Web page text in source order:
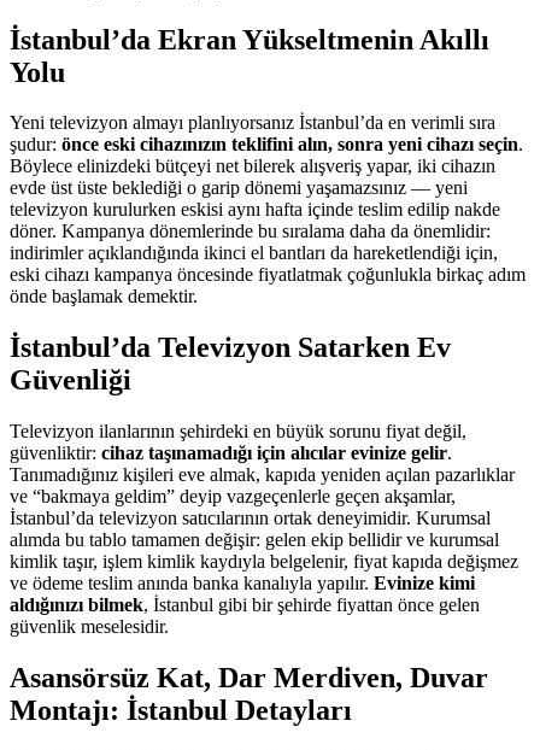
İstanbul’da Ekran Yükseltmenin Akıllı
Yolu
Yeni televizyon almayı planlıyorsanız İstanbul’da en verimli sıra
şudur: önce eski cihazınızın teklifini alın, sonra yeni cihazı seçin.
Böylece elinizdeki bütçeyi net bilerek alışveriş yapar, iki cihazın
evde üst üste beklediği o garip dönemi yaşamazsınız — yeni
televizyon kurulurken eskisi aynı hafta içinde teslim edilip nakde
döner. Kampanya dönemlerinde bu sıralama daha da önemlidir:
indirimler açıklandığında ikinci el bantları da hareketlendiği için,
eski cihazı kampanya öncesinde fiyatlatmak çoğunlukla birkaç adım
önde başlamak demektir.
İstanbul’da Televizyon Satarken Ev
Güvenliği
Televizyon ilanlarının şehirdeki en büyük sorunu fiyat değil,
güvenliktir: cihaz taşınamadığı için alıcılar evinize gelir.
Tanımadığınız kişileri eve almak, kapıda yeniden açılan pazarlıklar
ve “bakmaya geldim” deyip vazgeçenlerle geçen akşamlar,
İstanbul’da televizyon satıcılarının ortak deneyimidir. Kurumsal
alımda bu tablo tamamen değişir: gelen ekip bellidir ve kurumsal
kimlik taşır, işlem kimlik kaydıyla belgelenir, fiyat kapıda değişmez
ve ödeme teslim anında banka kanalıyla yapılır. Evinize kimi
aldığınızı bilmek, İstanbul gibi bir şehirde fiyattan önce gelen
güvenlik meselesidir.
Asansörsüz Kat, Dar Merdiven, Duvar
Montajı: İstanbul Detayları